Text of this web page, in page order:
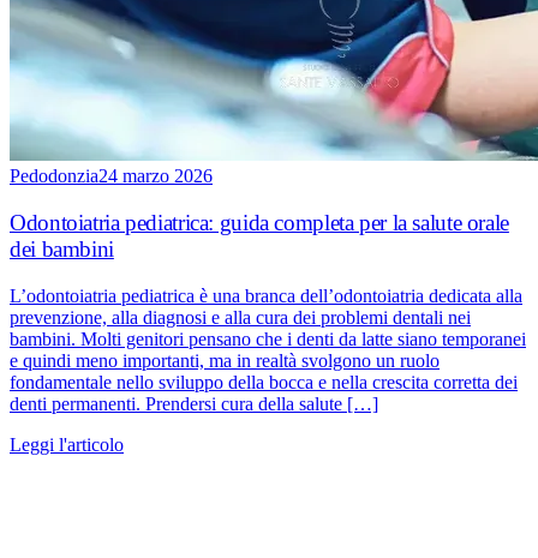
Pedodonzia24 marzo 2026
Odontoiatria pediatrica: guida completa per la salute orale
dei bambini
L’odontoiatria pediatrica è una branca dell’odontoiatria dedicata alla
prevenzione, alla diagnosi e alla cura dei problemi dentali nei
bambini. Molti genitori pensano che i denti da latte siano temporanei
e quindi meno importanti, ma in realtà svolgono un ruolo
fondamentale nello sviluppo della bocca e nella crescita corretta dei
denti permanenti. Prendersi cura della salute […]
Leggi l'articolo